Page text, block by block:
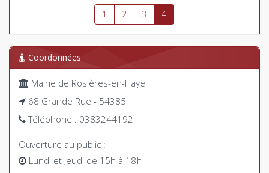
1 2 3 4
Coordonnées
Mairie de Rosières-en-Haye
68 Grande Rue - 54385
Téléphone : 0383244192
Ouverture au public :
Lundi et Jeudi de 15h à 18h